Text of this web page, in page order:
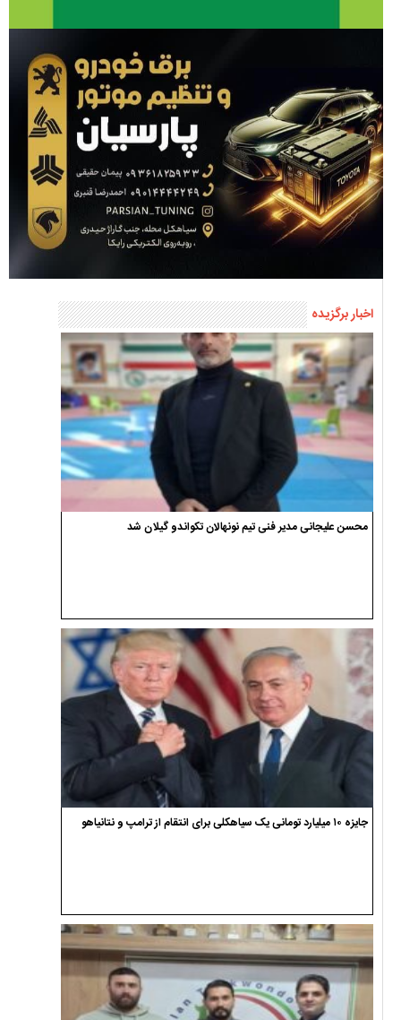
اخبار برگزیده
محسن علیجانی مدیر فنی تیم نونهالان تکواندو گیلان شد
جایزه ۱۰ میلیارد تومانی یک سیاهکلی برای انتقام از ترامپ و نتانیاهو